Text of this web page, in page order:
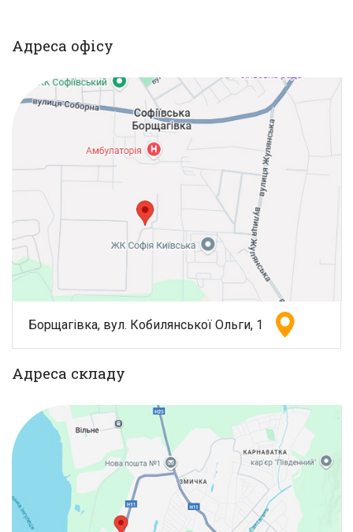
Адреса офісу
Борщагівка, вул. Кобилянської Ольги, 1
Адреса складу